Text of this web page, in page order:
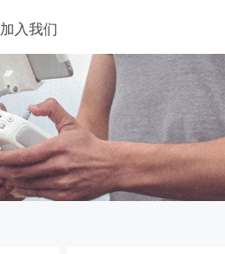
加入我们